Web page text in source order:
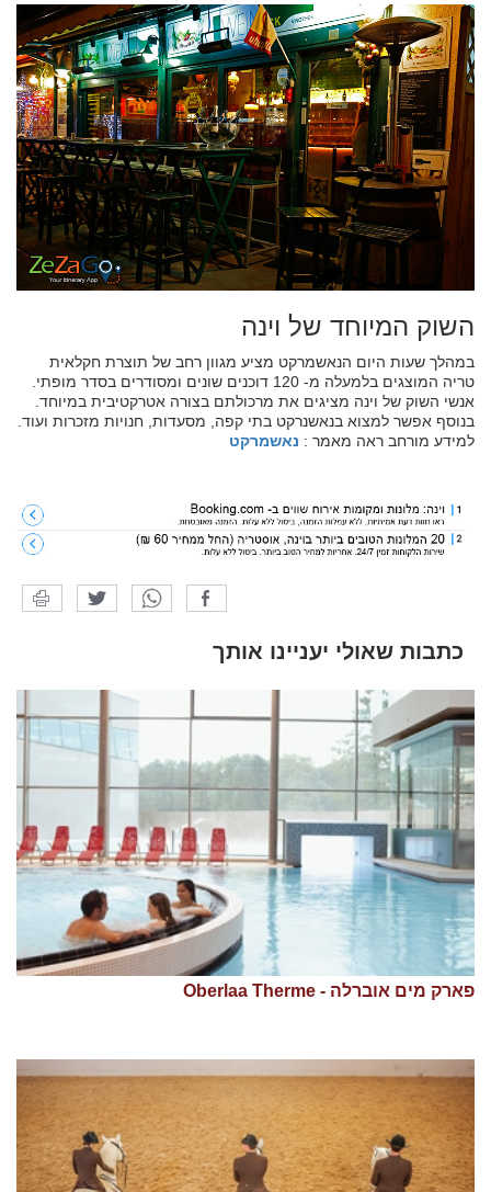
השוק המיוחד של וינה
במהלך שעות היום הנאשמרקט מציע מגוון רחב של תוצרת חקלאית
טריה המוצגים בלמעלה מ- 120 דוכנים שונים ומסודרים בסדר מופתי.
אנשי השוק של וינה מציגים את מרכולתם בצורה אטרקטיבית במיוחד.
בנוסף אפשר למצוא בנאשנרקט בתי קפה, מסעדות, חנויות מזכרות ועוד.
למידע מורחב ראה מאמר : נאשמרקט
כתבות שאולי יעניינו אותך
פארק מים אוברלה - Oberlaa Therme